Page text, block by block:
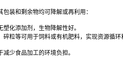
装和剩余物均可降解或再利用：
化添加剂，生物降解性好。
粒等可用于饲料或有机肥料，实现资源循环
少食品加工的环境负担。